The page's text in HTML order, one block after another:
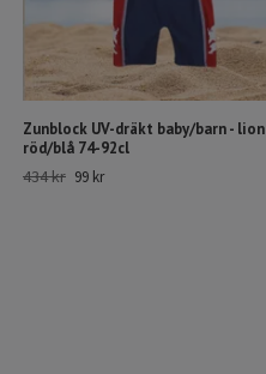
Zunblock UV-dräkt baby/barn - lion
röd/blå 74-92cl
434 kr 99 kr